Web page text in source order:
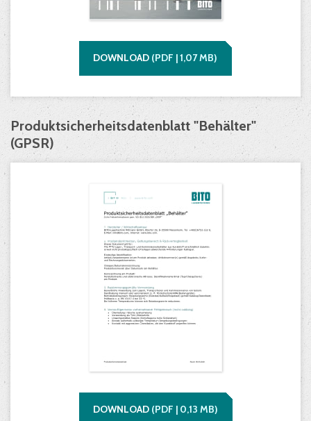
DOWNLOAD (PDF |1,07MB)
Produktsicherheitsdatenblatt "Behälter"
(GPSR)
DOWNLOAD (PDF | 0,13 MB)